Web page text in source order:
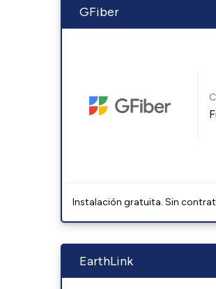
GFiber
Instalación gratuita. Sin
EarthLink